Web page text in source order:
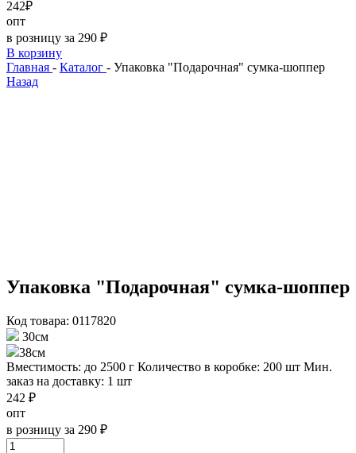
242₽
опт
в розницу за 290 ₽
В корзину
Главная - Каталог - Упаковка "Подарочная" сумка-шоппер
Назад
Упаковка "Подарочная" сумка-шоппер
Код товара: 0117820
30см
38см
Вместимость: до 2500 г Количество в коробке: 200 шт Мин.
заказ на доставку: 1 шт
242 ₽
опт
в розницу за 290 ₽